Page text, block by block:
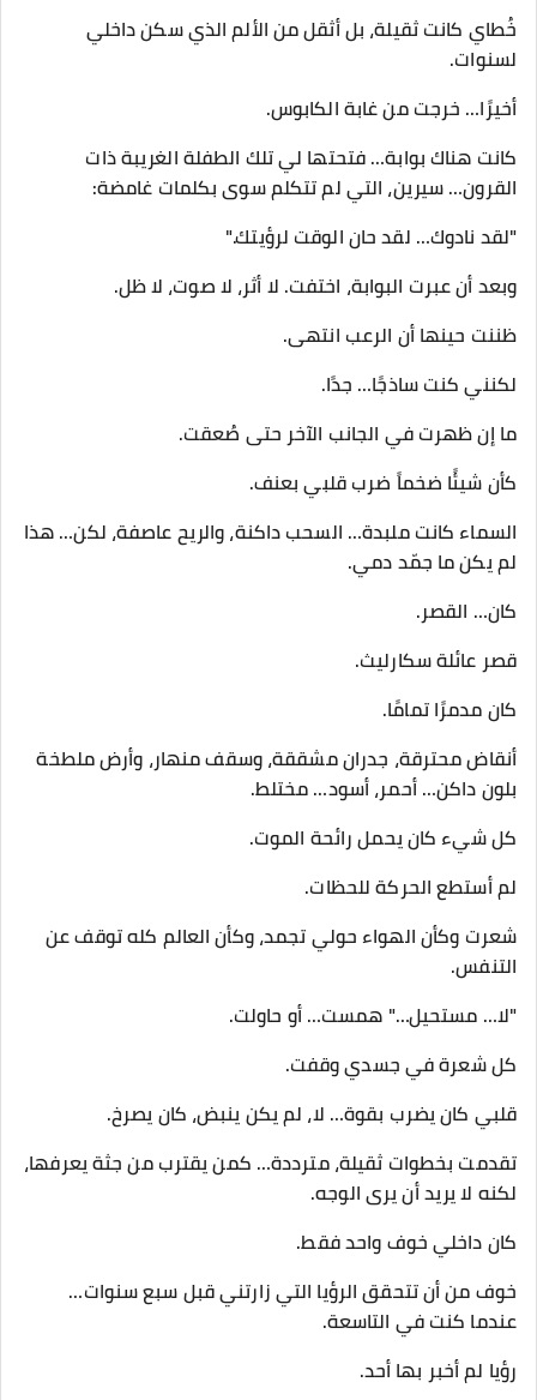
خُطاي كانت ثقيلة، بل أثقل من الألم الذي سكن داخلي
لسنوات.
أخيرًا… خرجت من غابة الكابوس.
كانت هناك بوابة… فتحتها لي تلك الطفلة الغريبة ذات
القرون… سيرين، التي لم تتكلم سوى بكلمات غامضة:
"لقد نادوك… لقد حان الوقت لرؤيتك."
وبعد أن عبرت البوابة، اختفت. لا أثر، لا صوت، لا ظل.
ظننت حينها أن الرعب انتهى.
لكنني كنت ساذجًا… جدًا.
ما إن ظهرت في الجانب الآخر حتى صُعقت.
كأن شيئًا ضخماً ضرب قلبي بعنف.
السماء كانت ملبدة… السحب داكنة، والريح عاصفة، لكن… هذا
لم يكن ما جمّد دمي.
كان… القصر.
قصر عائلة سكارليث.
كان مدمرًا تمامًا.
أنقاض محترقة، جدران مشققة، وسقف منهار، وأرض ملطخة
بلون داكن… أحمر، أسود… مختلط.
كل شيء كان يحمل رائحة الموت.
لم أستطع الحركة للحظات.
شعرت وكأن الهواء حولي تجمد، وكأن العالم كله توقف عن
التنفس.
"لا… مستحيل…" همست… أو حاولت.
كل شعرة في جسدي وقفت.
قلبي كان يضرب بقوة… لا، لم يكن ينبض، كان يصرخ.
تقدمت بخطوات ثقيلة، مترددة… كمن يقترب من جثة يعرفها،
لكنه لا يريد أن يرى الوجه.
كان داخلي خوف واحد فقط.
خوف من أن تتحقق الرؤيا التي زارتني قبل سبع سنوات…
عندما كنت في التاسعة.
رؤيا لم أخبر بها أحد.